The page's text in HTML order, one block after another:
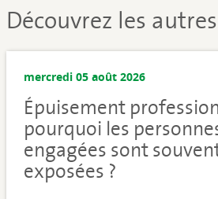
Découvrez les
mercredi 05 août 2026
Épuisement
pourquoi les
engagées sont
exposées ?